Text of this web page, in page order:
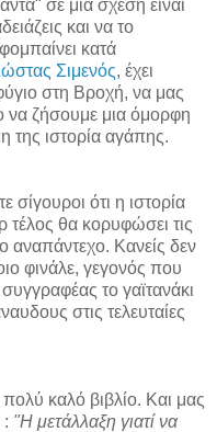
σε μια σχέση είναι
και να το
κατά
Σιμενός, έχει
στη Βροχή, να μας
να ζήσουμε μια όμορφη
της ιστορία αγάπης.
σίγουροι ότι η ιστορία
τέλος θα κορυφώσει τις
αναπάντεχο. Κανείς δεν
φινάλε, γεγονός που
το γαϊτανάκι
στις τελευταίες
καλό βιβλίο. Και μας
: "Η μετάλλαξη γιατί να